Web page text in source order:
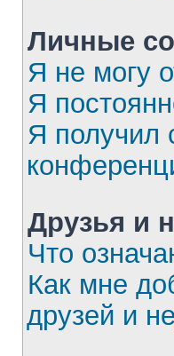
Личные
Я не могу
Я
Я получил
Друзья и
Что
Как мне
друзей и